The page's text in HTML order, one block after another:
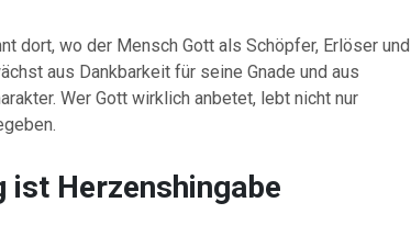
dort, wo der Mensch Gott als Schöpfer, Erlöser und
aus Dankbarkeit für seine Gnade und aus
Wer Gott wirklich anbetet, lebt nicht nur
ist Herzenshingabe